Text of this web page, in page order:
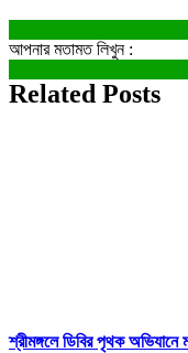
আপনার মতামত লিখুন :
Related Posts
শ্রীমঙ্গলে ডিবির পৃথক অভিযানে